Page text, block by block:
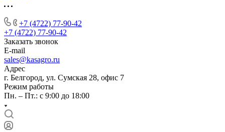
+7 (4722) 77-90-42
+7 (4722) 77-90-42
Заказать звонок
E-mail
sales@kasagro.ru
Адрес
г. Белгород, ул. Сумская 28, офис 7
Режим работы
Пн. – Пт.: с 9:00 до 18:00